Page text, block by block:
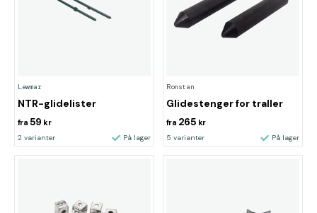
Lewmar
NTR-glidelister
fra 59 kr
2 varianter På lager
Ronstan
Glidestenger for traller
fra 265 kr
5 varianter På lager